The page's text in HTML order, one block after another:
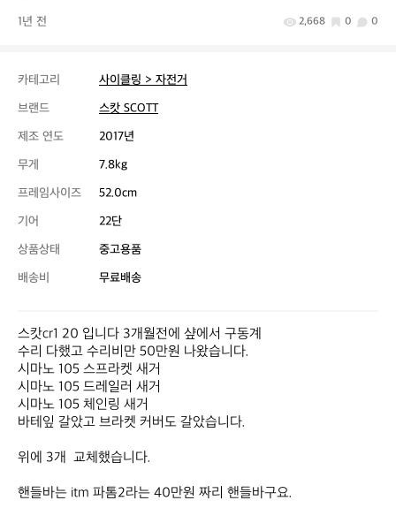
1년 전 2,668 0 0
카테고리
사이클링 > 자전거
브랜드
스캇 SCOTT
제조 연도
2017년
무게
7.8kg
프레임사이즈
52.0cm
기어
22단
상품상태
중고용품
배송비
무료배송
스캇cr1 20 입니다 3개월전에 샾에서 구동계
수리 다했고 수리비만 50만원 나왔습니다.
시마노 105 스프라켓 새거
시마노 105 드레일러 새거
시마노 105 체인링 새거
바테잎 갈았고 브라켓 커버도 갈았습니다.
위에 3개  교체했습니다.
핸들바는 itm 파톰2라는 40만원 짜리 핸들바구요.